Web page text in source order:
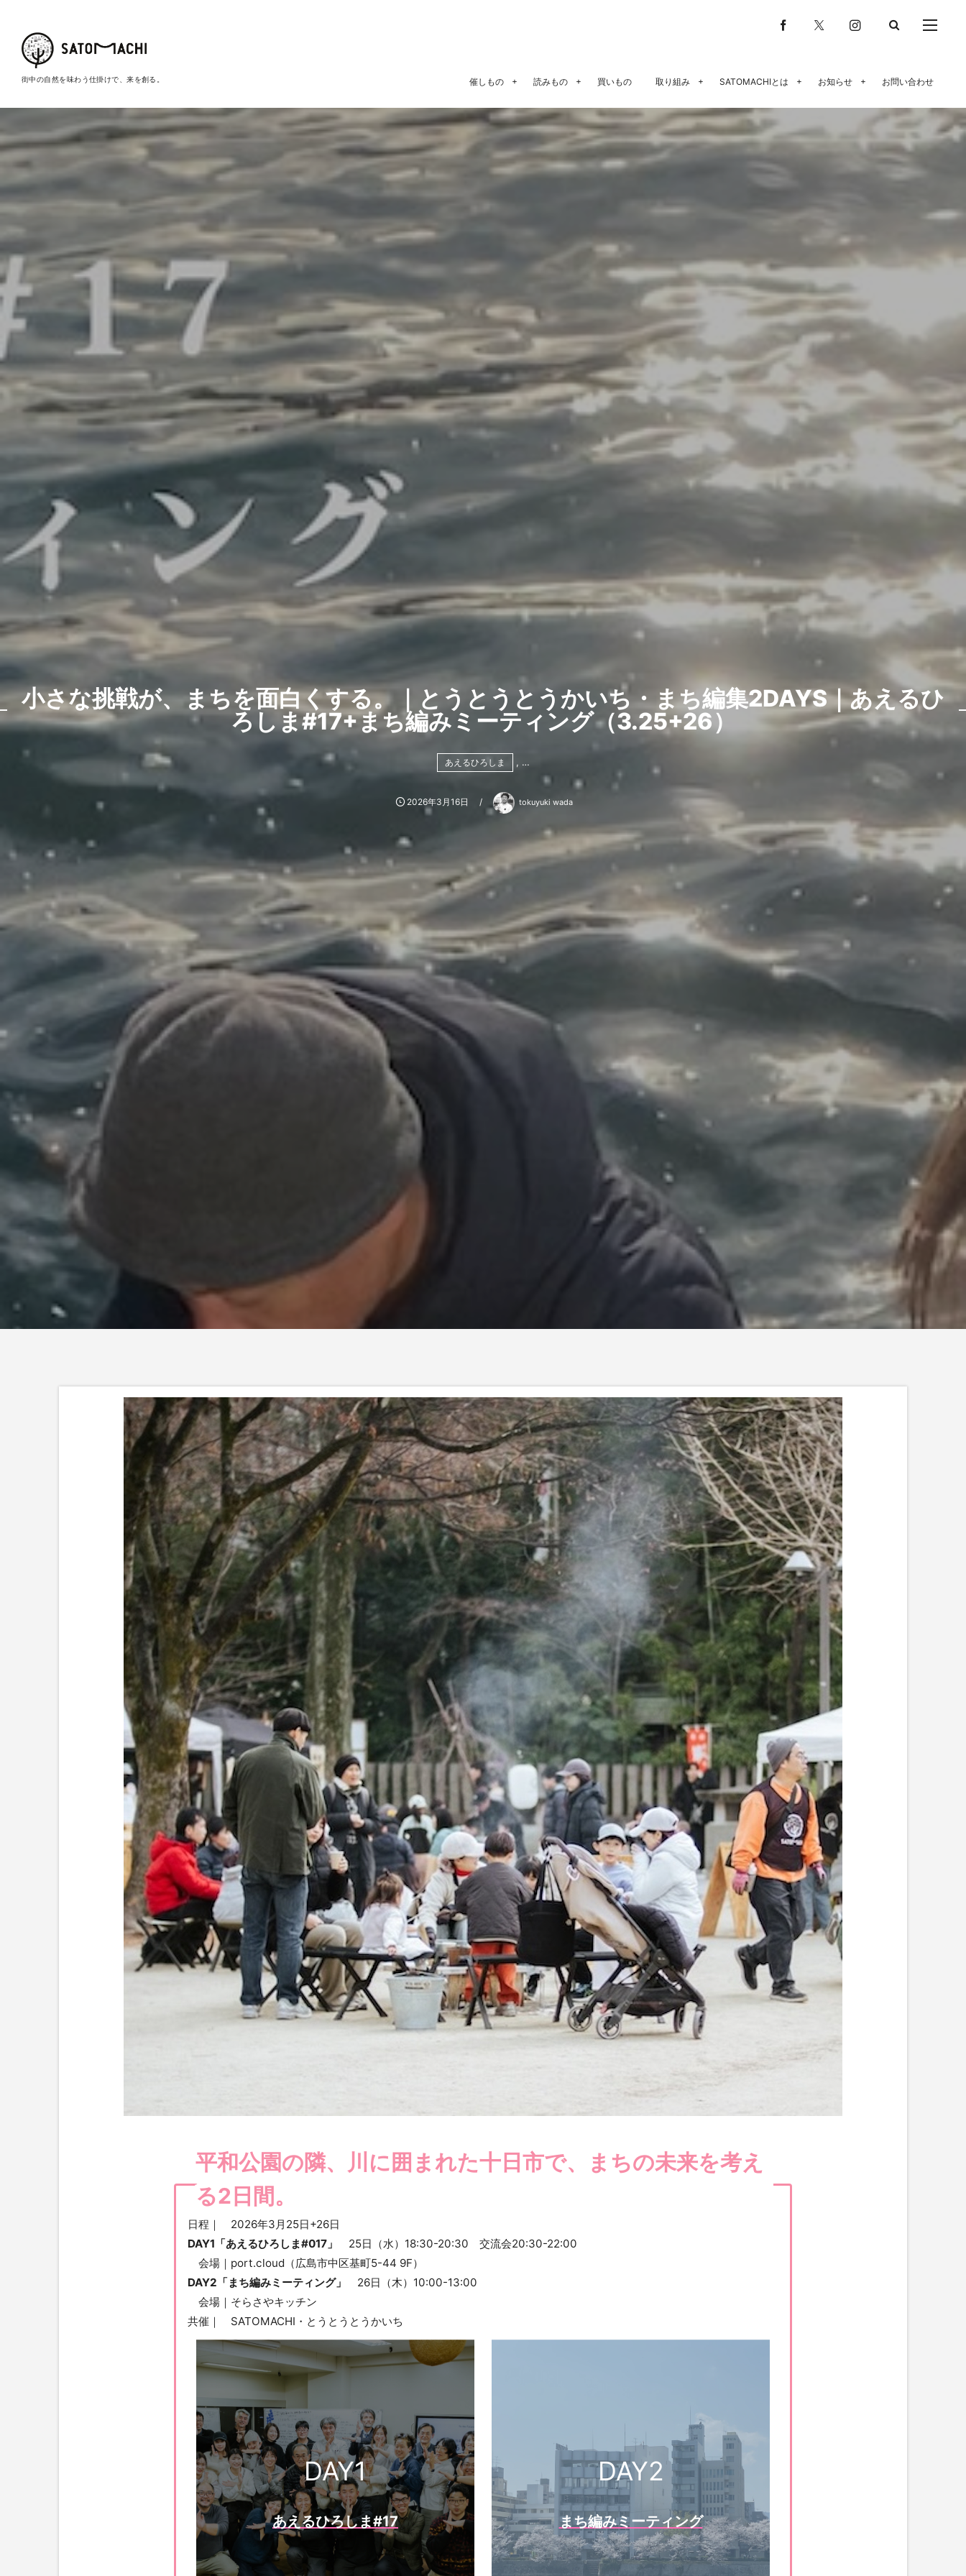
街中の自然を味わう仕掛けで、来を創る。 催しもの 読みもの 買いもの 取り組み SATOMACHIとは お知らせ お問い合わせ
小さな挑戦が、まちを面白くする。｜とうとうとうかいち・まち編集2DAYS｜あえるひ
ろしま#17+まち編みミーティング（3.25+26）
あえるひろしま , …
2026年3月16日 tokuyuki wada
平和公園の隣、川に囲まれた十日市で、まちの未来を考え
る2日間。
日程｜ 2026年3月25日+26日
DAY1「あえるひろしま#017」
25日（水）18:30-20:30 交流会20:30-22:00
会場｜port.cloud（広島市中区基町5-44 9F）
DAY2「まち編みミーティング」 26日（木）10:00-13:00
会場｜そらさやキッチン
共催｜ SATOMACHI・とうとうとうかいち
DAY1
あえるひろしま#17
DAY2
まち編みミーティング